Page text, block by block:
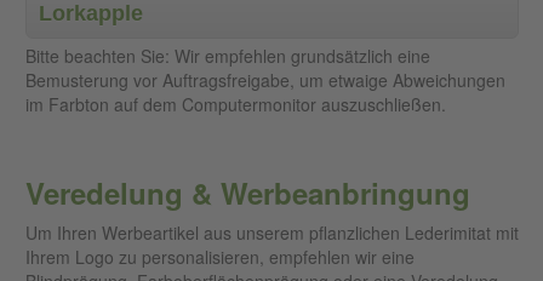
Schwarz
7920
2174
Rosa
Schlamm
Weiß 0030
Tabak
Eierschale
Rot 8581
Beige
3561*
Lorkapple
7920
7959
6520
1104*
Bitte beachten Sie: Wir empfehlen grundsätzlich eine
Bemusterung vor Auftragsfreigabe, um etwaige Abweichungen
im Farbton auf dem Computermonitor auszuschließen.
Veredelung & Werbeanbringung
Um Ihren Werbeartikel aus unserem pflanzlichen Lederimitat mit
Ihrem Logo zu personalisieren, empfehlen wir eine